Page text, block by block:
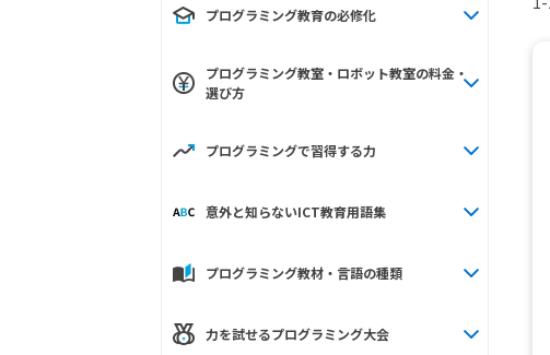
プログラミング教育の必修化
プログラミング教室・ロボット教室の料金・
選び方
プログラミングで習得する力
意外と知らないICT教育用語集
プログラミング教材・言語の種類
力を試せるプログラミング大会